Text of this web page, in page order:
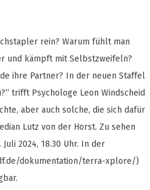
rein? Warum fühlt man
und kämpft mit Selbstzweifeln?
ihre Partner? In der neuen Staffel
trifft Psychologe Leon Windscheid
aber auch solche, die sich dafür
Lutz von der Horst. Zu sehen
2024, 18.30 Uhr. In der
dokumentation/terra-xplore/)